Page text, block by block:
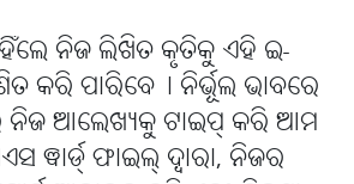
ନିଜ ଲିଖିତ କୃତିକୁ ଏହି ଇ-
କରି ପାରିବେ୤ ନିର୍ଭୂଲ ଭାବରେ
ନିଜ ଆଲେଖ୍ୟକୁ ଟାଇପ୍ କରି ଆମ
ୱାର୍ଡ୍ ଫାଇଲ୍ ଦ୍ବାରା, ନିଜର